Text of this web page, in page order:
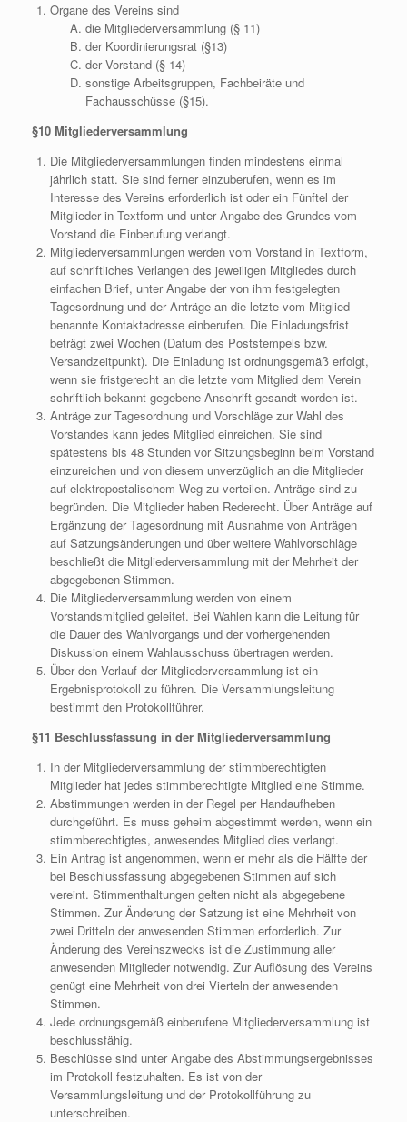
Organe des Vereins sind
die Mitgliederversammlung (§ 11)
der Koordinierungsrat (§13)
der Vorstand (§ 14)
sonstige Arbeitsgruppen, Fachbeiräte und
Fachausschüsse (§15).
§10 Mitgliederversammlung
Die Mitgliederversammlungen finden mindestens einmal
jährlich statt. Sie sind ferner einzuberufen, wenn es im
Interesse des Vereins erforderlich ist oder ein Fünftel der
Mitglieder in Textform und unter Angabe des Grundes vom
Vorstand die Einberufung verlangt.
Mitgliederversammlungen werden vom Vorstand in Textform,
auf schriftliches Verlangen des jeweiligen Mitgliedes durch
einfachen Brief, unter Angabe der von ihm festgelegten
Tagesordnung und der Anträge an die letzte vom Mitglied
benannte Kontaktadresse einberufen. Die Einladungsfrist
beträgt zwei Wochen (Datum des Poststempels bzw.
Versandzeitpunkt). Die Einladung ist ordnungsgemäß erfolgt,
wenn sie fristgerecht an die letzte vom Mitglied dem Verein
schriftlich bekannt gegebene Anschrift gesandt worden ist.
Anträge zur Tagesordnung und Vorschläge zur Wahl des
Vorstandes kann jedes Mitglied einreichen. Sie sind
spätestens bis 48 Stunden vor Sitzungsbeginn beim Vorstand
einzureichen und von diesem unverzüglich an die Mitglieder
auf elektropostalischem Weg zu verteilen. Anträge sind zu
begründen. Die Mitglieder haben Rederecht. Über Anträge auf
Ergänzung der Tagesordnung mit Ausnahme von Anträgen
auf Satzungsänderungen und über weitere Wahlvorschläge
beschließt die Mitgliederversammlung mit der Mehrheit der
abgegebenen Stimmen.
Die Mitgliederversammlung werden von einem
Vorstandsmitglied geleitet. Bei Wahlen kann die Leitung für
die Dauer des Wahlvorgangs und der vorhergehenden
Diskussion einem Wahlausschuss übertragen werden.
Über den Verlauf der Mitgliederversammlung ist ein
Ergebnisprotokoll zu führen. Die Versammlungsleitung
bestimmt den Protokollführer.
§11 Beschlussfassung in der Mitgliederversammlung
In der Mitgliederversammlung der stimmberechtigten
Mitglieder hat jedes stimmberechtigte Mitglied eine Stimme.
Abstimmungen werden in der Regel per Handaufheben
durchgeführt. Es muss geheim abgestimmt werden, wenn ein
stimmberechtigtes, anwesendes Mitglied dies verlangt.
Ein Antrag ist angenommen, wenn er mehr als die Hälfte der
bei Beschlussfassung abgegebenen Stimmen auf sich
vereint. Stimmenthaltungen gelten nicht als abgegebene
Stimmen. Zur Änderung der Satzung ist eine Mehrheit von
zwei Dritteln der anwesenden Stimmen erforderlich. Zur
Änderung des Vereinszwecks ist die Zustimmung aller
anwesenden Mitglieder notwendig. Zur Auflösung des Vereins
genügt eine Mehrheit von drei Vierteln der anwesenden
Stimmen.
Jede ordnungsgemäß einberufene Mitgliederversammlung ist
beschlussfähig.
Beschlüsse sind unter Angabe des Abstimmungsergebnisses
im Protokoll festzuhalten. Es ist von der
Versammlungsleitung und der Protokollführung zu
unterschreiben.